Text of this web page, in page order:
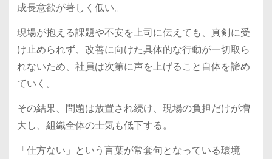
成長意欲が著しく低い。
現場が抱える課題や不安を上司に伝えても、真剣に受
け止められず、改善に向けた具体的な行動が一切取ら
れないため、社員は次第に声を上げること自体を諦め
ていく。
その結果、問題は放置され続け、現場の負担だけが増
大し、組織全体の士気も低下する。
「仕方ない」という言葉が常套句となっている環境